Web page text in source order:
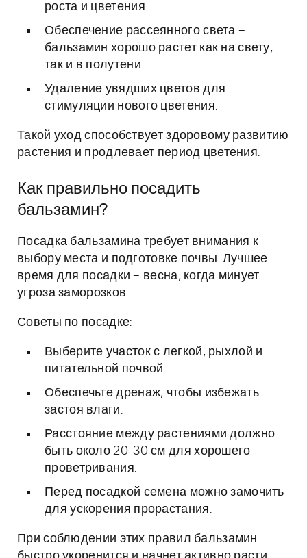
роста и цветения.
Обеспечение рассеянного света –
бальзамин хорошо растет как на свету,
так и в полутени.
Удаление увядших цветов для
стимуляции нового цветения.
Такой уход способствует здоровому развитию
растения и продлевает период цветения.
Как правильно посадить
бальзамин?
Посадка бальзамина требует внимания к
выбору места и подготовке почвы. Лучшее
время для посадки – весна, когда минует
угроза заморозков.
Советы по посадке:
Выберите участок с легкой, рыхлой и
питательной почвой.
Обеспечьте дренаж, чтобы избежать
застоя влаги.
Расстояние между растениями должно
быть около 20-30 см для хорошего
проветривания.
Перед посадкой семена можно замочить
для ускорения прорастания.
При соблюдении этих правил бальзамин